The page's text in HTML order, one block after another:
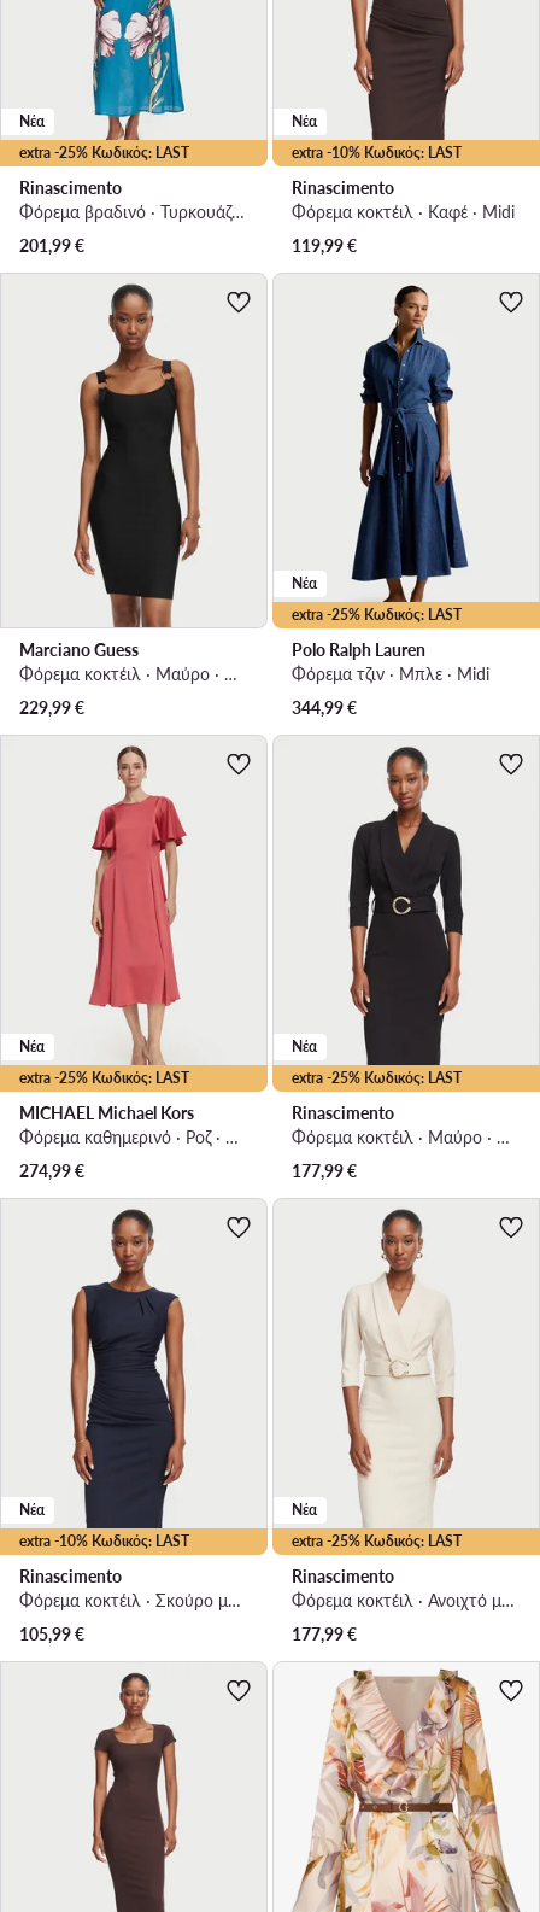
extra -25% Κωδικός: LAST
Νέα
Rinascimento
Φόρεμα βραδινό · Τυρκουάζ · Maxi
201,99€
extra -10% Κωδικός: LAST
Νέα
Rinascimento
Φόρεμα κοκτέιλ · Καφέ · Midi
119,99€
Marciano Guess
Φόρεμα κοκτέιλ · Μαύρο · Mini
229,99€
extra -25% Κωδικός: LAST
Νέα
Polo Ralph Lauren
Φόρεμα τζιν · Μπλε · Midi
344,99€
extra -25% Κωδικός: LAST
Νέα
MICHAEL Michael Kors
Φόρεμα καθημερινό · Ροζ · Midi
274,99€
extra -25% Κωδικός: LAST
Νέα
Rinascimento
Φόρεμα κοκτέιλ · Μαύρο · Midi
177,99€
extra -10% Κωδικός: LAST
Νέα
Rinascimento
Φόρεμα κοκτέιλ · Σκούρο μπλε · Mini
105,99€
extra -25% Κωδικός: LAST
Νέα
Rinascimento
Φόρεμα κοκτέιλ · Ανοιχτό μπεζ · Midi
177,99€